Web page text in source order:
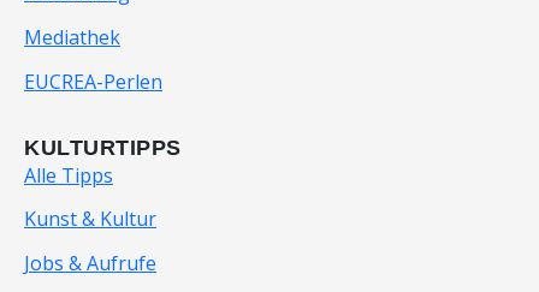
Mediathek
EUCREA-Perlen
KULTURTIPPS
Alle Tipps
Kunst & Kultur
Jobs & Aufrufe